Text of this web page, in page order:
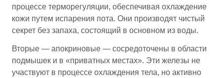
процессе терморегуляции, обеспечивая охлаждение
кожи путем испарения пота. Они производят чистый
секрет без запаха, состоящий в основном из воды.
Вторые — апокриновые — сосредоточены в области
подмышек и в «приватных местах». Эти железы не
участвуют в процессе охлаждения тела, но активно